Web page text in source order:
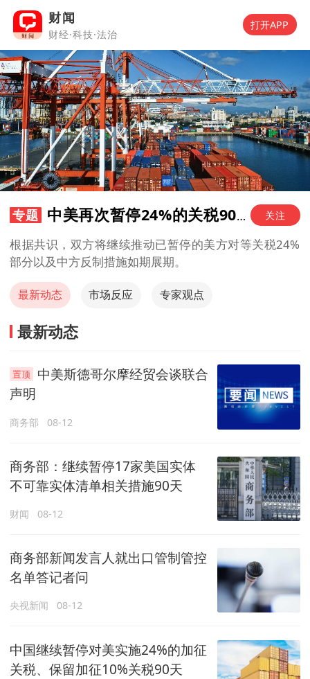
财闻
财经·科技·法治
打开APP
专题 中美再次暂停24%的关税90天 关注
根据共识，双方将继续推动已暂停的美方对等关税24%
部分以及中方反制措施如期展期。
最新动态 市场反应 专家观点
最新动态
中美斯德哥尔摩经贸会谈联合
声明
商务部 08-12
商务部：继续暂停17家美国实体
不可靠实体清单相关措施90天
财闻 08-12
商务部新闻发言人就出口管制管控
名单答记者问
央视新闻 08-12
中国继续暂停对美实施24%的加征
关税、保留加征10%关税90天